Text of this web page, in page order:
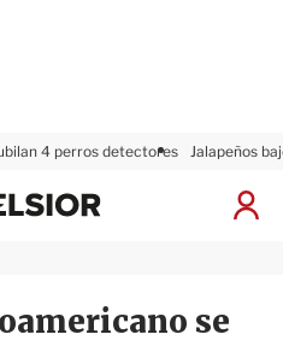
4 perros detectores Jalapeños
I
x
s
i
se